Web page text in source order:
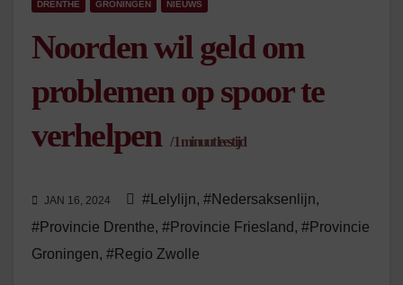
DRENTHE GRONINGEN NIEUWS
Noorden wil geld om
problemen op spoor te
verhelpen /1 minuut leestijd
JAN 16, 2024 #Lelylijn, #Nedersaksenlijn,
#Provincie Drenthe, #Provincie Friesland , #Provincie
Groningen, #Regio Zwolle